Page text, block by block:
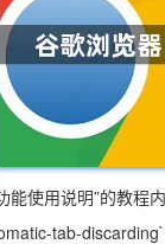
使用说明”的教程内
tab-